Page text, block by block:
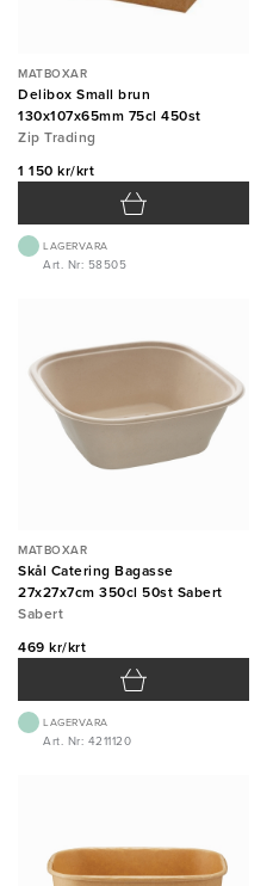
MATBOXAR
Delibox Small brun
130x107x65mm 75cl 450st
Zip Trading
1 150 kr/krt
LAGERVARA
Art. Nr: 58505
MATBOXAR
Skål Catering Bagasse
27x27x7cm 350cl 50st Sabert
Sabert
469 kr/krt
LAGERVARA
Art. Nr: 4211120